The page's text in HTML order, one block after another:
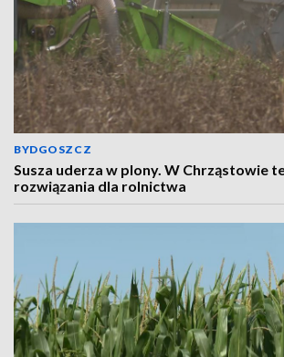
BYDGOSZCZ
Susza uderza w plony. W Chrząstowie
rozwiązania dla rolnictwa